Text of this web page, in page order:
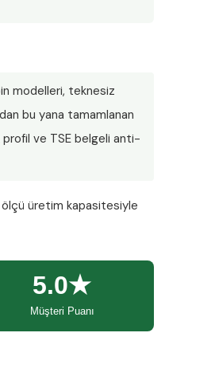
modelleri, teknesiz
bu yana tamamlanan
ve TSE belgeli anti-
üretim kapasitesiyle
5.0★
Müşteri Puanı